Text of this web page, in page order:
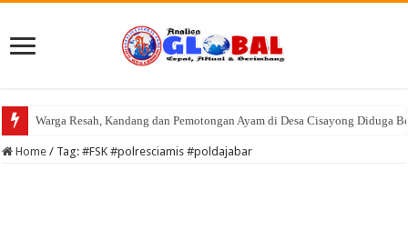
Warga Resah, Kandang dan Pemotongan Ayam di Desa Cisayong Diduga
Home / Tag:#FSK #polresciamis #poldajabar